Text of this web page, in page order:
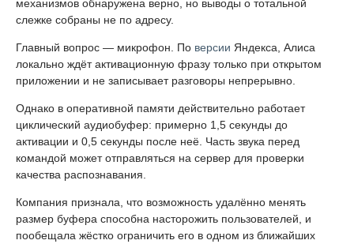
механизмов обнаружена верно, но выводы о тотальной
слежке собраны не по адресу.
Главный вопрос — микрофон. По версии Яндекса, Алиса
локально ждёт активационную фразу только при открытом
приложении и не записывает разговоры непрерывно.
Однако в оперативной памяти действительно работает
циклический аудиобуфер: примерно 1,5 секунды до
активации и 0,5 секунды после неё. Часть звука перед
командой может отправляться на сервер для проверки
качества распознавания.
Компания признала, что возможность удалённо менять
размер буфера способна насторожить пользователей, и
пообещала жёстко ограничить его в одном из ближайших